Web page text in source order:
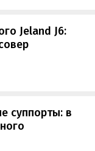
Jeland J6:
суппорты: в